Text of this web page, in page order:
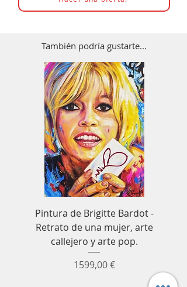
También podría gustarte...
Pintura de Brigitte Bardot -
Retrato de una mujer, arte
callejero y arte pop.
Precio
1599,00 €